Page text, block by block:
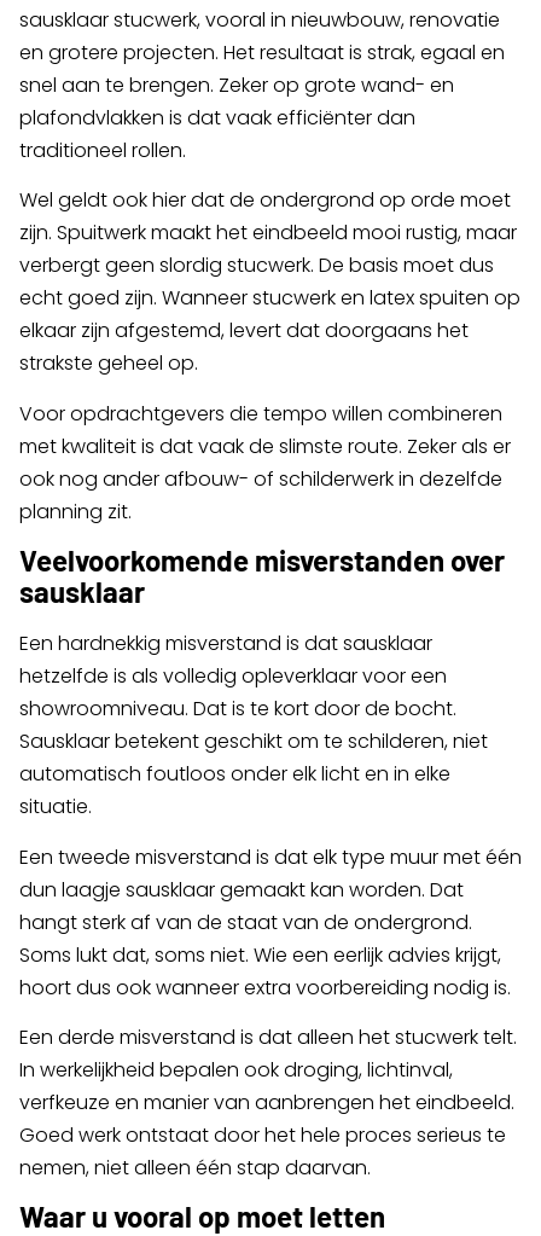
sausklaar stucwerk, vooral in nieuwbouw, renovatie
en grotere projecten. Het resultaat is strak, egaal en
snel aan te brengen. Zeker op grote wand- en
plafondvlakken is dat vaak efficiënter dan
traditioneel rollen.
Wel geldt ook hier dat de ondergrond op orde moet
zijn. Spuitwerk maakt het eindbeeld mooi rustig, maar
verbergt geen slordig stucwerk. De basis moet dus
echt goed zijn. Wanneer stucwerk en latex spuiten op
elkaar zijn afgestemd, levert dat doorgaans het
strakste geheel op.
Voor opdrachtgevers die tempo willen combineren
met kwaliteit is dat vaak de slimste route. Zeker als er
ook nog ander afbouw- of schilderwerk in dezelfde
planning zit.
Veelvoorkomende misverstanden over
sausklaar
Een hardnekkig misverstand is dat sausklaar
hetzelfde is als volledig opleverklaar voor een
showroomniveau. Dat is te kort door de bocht.
Sausklaar betekent geschikt om te schilderen, niet
automatisch foutloos onder elk licht en in elke
situatie.
Een tweede misverstand is dat elk type muur met één
dun laagje sausklaar gemaakt kan worden. Dat
hangt sterk af van de staat van de ondergrond.
Soms lukt dat, soms niet. Wie een eerlijk advies krijgt,
hoort dus ook wanneer extra voorbereiding nodig is.
Een derde misverstand is dat alleen het stucwerk telt.
In werkelijkheid bepalen ook droging, lichtinval,
verfkeuze en manier van aanbrengen het eindbeeld.
Goed werk ontstaat door het hele proces serieus te
nemen, niet alleen één stap daarvan.
Waar u vooral op moet letten